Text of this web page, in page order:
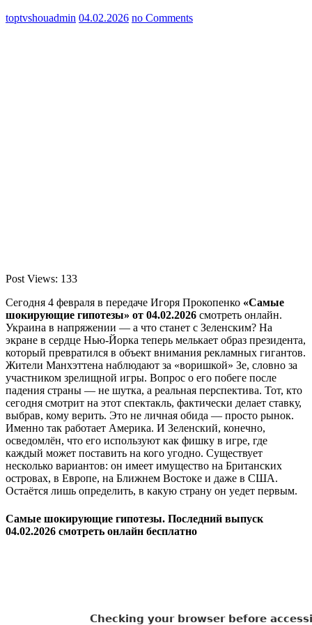
toptvshouadmin 04.02.2026 no Comments
Post Views: 133
Сегодня 4 февраля в передаче Игоря Прокопенко «Самые
шокирующие гипотезы» от 04.02.2026 смотреть онлайн.
Украина в напряжении — а что станет с Зеленским? На
экране в сердце Нью-Йорка теперь мелькает образ президента,
который превратился в объект внимания рекламных гигантов.
Жители Манхэттена наблюдают за «воришкой» Зе, словно за
участником зрелищной игры. Вопрос о его побеге после
падения страны — не шутка, а реальная перспектива. Тот, кто
сегодня смотрит на этот спектакль, фактически делает ставку,
выбрав, кому верить. Это не личная обида — просто рынок.
Именно так работает Америка. И Зеленский, конечно,
осведомлён, что его используют как фишку в игре, где
каждый может поставить на кого угодно. Существует
несколько вариантов: он имеет имущество на Британских
островах, в Европе, на Ближнем Востоке и даже в США.
Остаётся лишь определить, в какую страну он уедет первым.
Самые шокирующие гипотезы. Последний выпуск
04.02.2026 смотреть онлайн бесплатно